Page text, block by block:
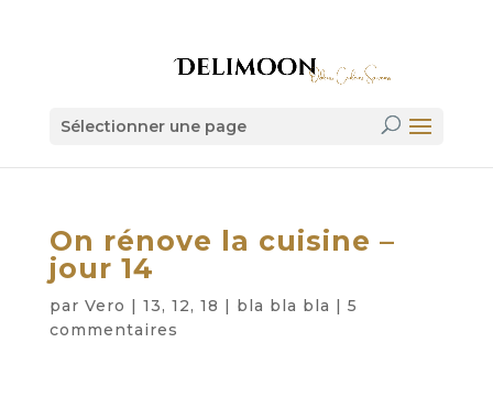
Sélectionner une page
On rénove la cuisine –
jour 14
par Vero | 13, 12, 18 | bla bla bla | 5
commentaires